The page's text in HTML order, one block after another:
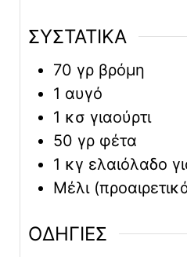
ΣΥΣΤΑΤΙΚΑ
70 γρ βρόμη
1 αυγό
1 κσ γιαούρτι
50 γρ φέτα
1 κγ ελαιόλαδο
Μέλι
ΟΔΗΓΙΕΣ